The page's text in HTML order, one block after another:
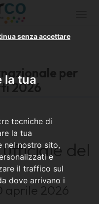
la tua
tecniche di
la tua
nel nostro sito,
e
il traffico sul
dove arrivano i
senza accettare
per
2026
del
aprile 2026